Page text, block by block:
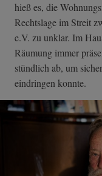
hieß es, die
Rechtslage im Streit
e.V. zu unklar. Im
Räumung immer
stündlich ab, um
eindringen konnte.